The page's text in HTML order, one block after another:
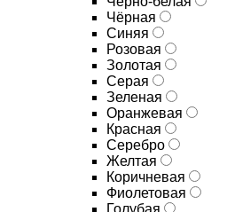
Чёрная
Синяя
Розовая
Золотая
Серая
Зеленая
Оранжевая
Красная
Серебро
Желтая
Коричневая
Фиолетовая
Голубая